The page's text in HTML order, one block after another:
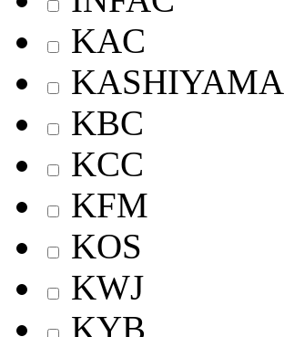
KAC
KASHIYAMA
KBC
KCC
KFM
KOS
KWJ
KYB